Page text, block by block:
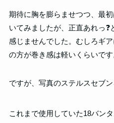
期待に胸を膨らませつつ、最
いてみましたが、正直あれっ
感じませんでした。むしろギ
の方が巻き感は軽いくらいです
ですが、写真のステルスセブ
これまで使用していた18バンタ